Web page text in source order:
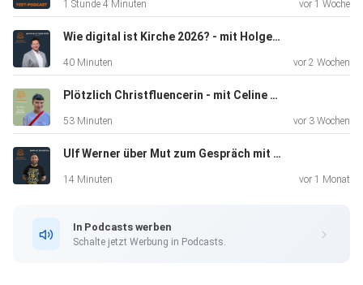
yeet-Podcast: [yeet](https://www.yeet.de)-Redakteur*
innen befragen
die Suche
nach den großen und kleinen Perspektiven auf die digitalen
1 Stunde 4 Minuten vor 1 Woche
Wie digital ist Kirche 2026? - mit Holger Sievert
40 Minuten vor 2 Wochen
Plötzlich Christfluencerin - mit Celine Edinger
53 Minuten vor 3 Wochen
Ulf Werner über Mut zum Gespräch mit Extremisten
14 Minuten vor 1 Monat
In Podcasts werben
Schalte jetzt Werbung in Podcasts.